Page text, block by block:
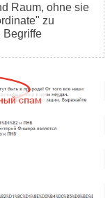
Raum, ohne sie
zu
Begriffe